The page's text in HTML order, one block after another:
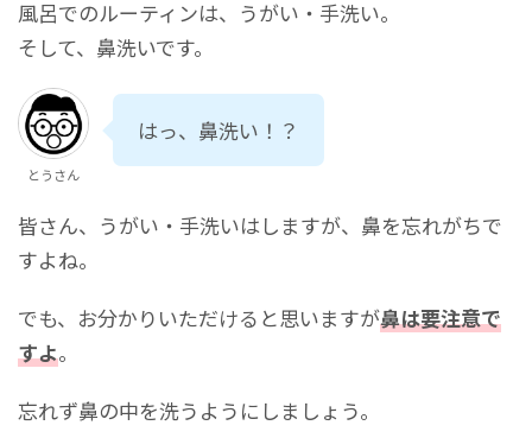
風呂でのルーティンは、うがい・手洗い。
そして、鼻洗いです。
とうさん
はっ、鼻洗い！？
皆さん、うがい・手洗いはしますが、鼻を忘れがちで
すよね。
でも、お分かりいただけると思いますが鼻は要注意で
すよ。
忘れず鼻の中を洗うようにしましょう。